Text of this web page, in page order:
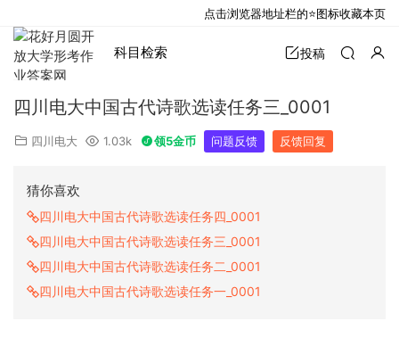
科目检索 投稿
四川电大中国古代诗歌选读任务三_0001
四川电大 1.03k 领5金币 问题反馈 反馈回复
猜你喜欢
四川电大中国古代诗歌选读任务四_0001
四川电大中国古代诗歌选读任务三_0001
四川电大中国古代诗歌选读任务二_0001
四川电大中国古代诗歌选读任务一_0001
点击浏览器地址栏的⭐图标收藏本页